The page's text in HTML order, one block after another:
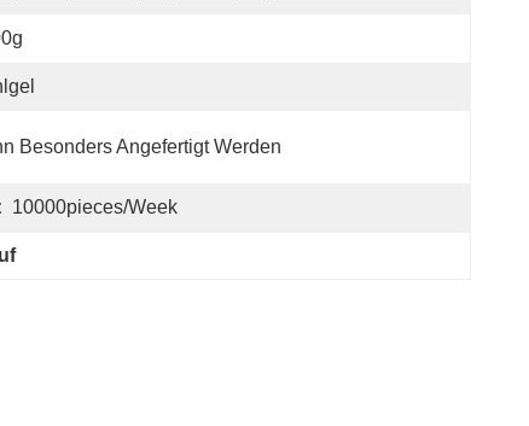
Besonders Angefertigt Werden
10000pieces/week